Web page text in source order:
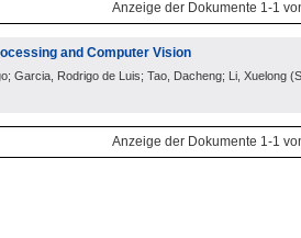
Anzeige der Dokumente 1-1
and Computer Vision
Garcia, Rodrigo de Luis; Tao, Dacheng; Li, Xuelong (
Anzeige der Dokumente 1-1